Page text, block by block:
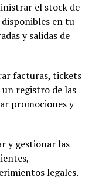
el stock de
en tu
y salidas de
facturas, tickets
registro de las
promociones y
y gestionar las
legales.